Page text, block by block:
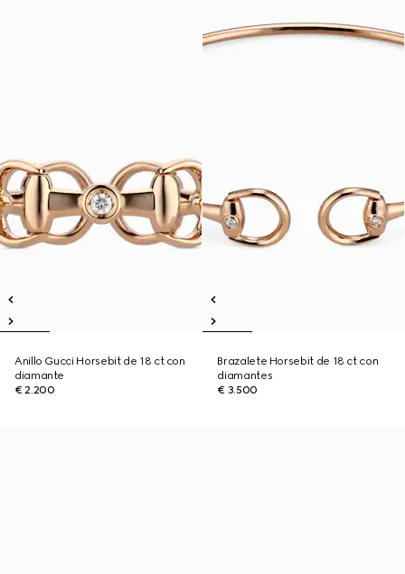
Anillo Gucci Horsebit de 18 ct con
diamante
€ 2.200
Brazalete Horsebit de 18 ct con
diamantes
€ 3.500